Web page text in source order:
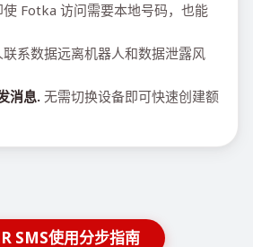
使 Fotka 访问需要本地号码，也能
系数据远离机器人和数据泄露风
消息. 无需切换设备即可快速创建额
SMS使用分步指南